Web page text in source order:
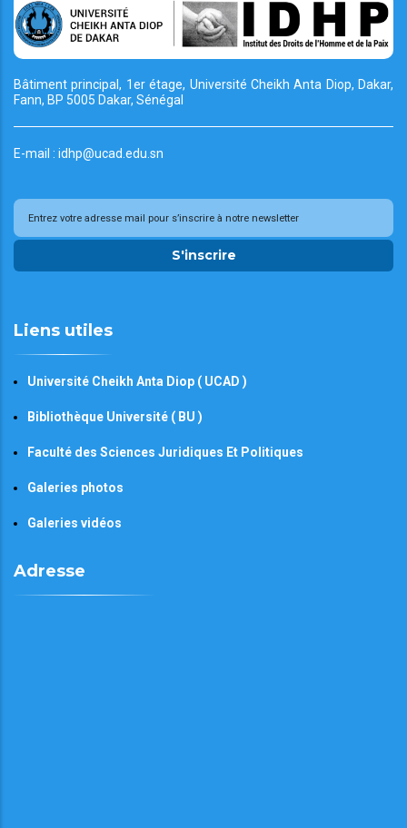
Bâtiment principal, 1er étage, Université CheikhAnta Diop, Dakar,
Fann, BP 5005 Dakar, Sénégal
E-mail : idhp@ucad.edu.sn
S'inscrire
Liens utiles
Université Cheikh Anta Diop ( UCAD )
Bibliothèque Université ( BU )
Faculté des Sciences Juridiques Et Politiques
Galeries photos
Galeries vidéos
Adresse